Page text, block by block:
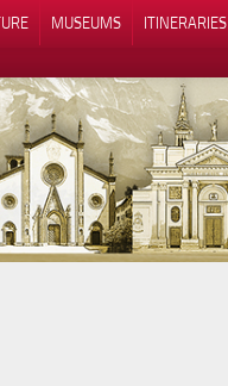
MUSEUMS ITINERARIES